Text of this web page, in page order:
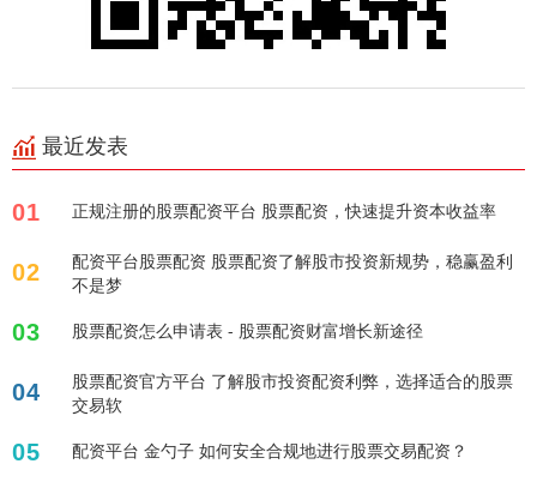
最近发表
01 正规注册的股票配资平台 股票配资，快速提升资本收益率
02
配资平台股票配资 股票配资了解股市投资新规势，稳赢盈利
不是梦
03 股票配资怎么申请表 - 股票配资财富增长新途径
04
股票配资官方平台 了解股市投资配资利弊，选择适合的股票
交易软
05 配资平台 金勺子 如何安全合规地进行股票交易配资？